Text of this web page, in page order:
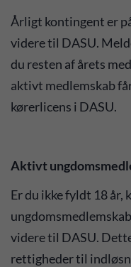
Årligt kontingent er
videre til DASU.
du resten af årets
aktivt medlemskab
kørerlicens i DASU.
Aktivt
Er du ikke fyldt 18 år,
videre til DASU.
rettigheder til